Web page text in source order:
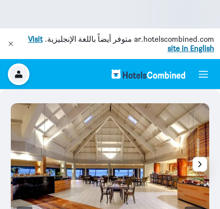
ar.hotelscombined.com متوفر أيضاً باللغة الإنجليزية.Visit
site in English